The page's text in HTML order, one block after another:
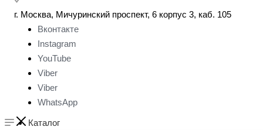
г. Москва, Мичуринский проспект, 6 корпус 3, каб. 105
Вконтакте
Instagram
YouTube
Viber
Viber
WhatsApp
Каталог